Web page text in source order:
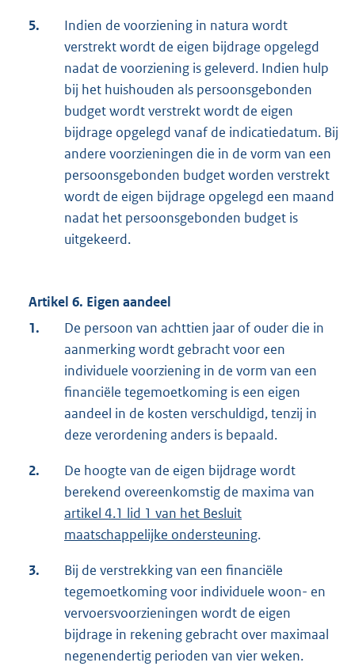
5.
Indien de voorziening in natura wordt
verstrekt wordt de eigen bijdrage opgelegd
nadat de voorziening is geleverd. Indien hulp
bij het huishouden als persoonsgebonden
budget wordt verstrekt wordt de eigen
bijdrage opgelegd vanaf de indicatiedatum. Bij
andere voorzieningen die in de vorm van een
persoonsgebonden budget worden verstrekt
wordt de eigen bijdrage opgelegd een maand
nadat het persoonsgebonden budget is
uitgekeerd.
Artikel 6. Eigen aandeel
1.
De persoon van achttien jaar of ouder die in
aanmerking wordt gebracht voor een
individuele voorziening in de vorm van een
financiële tegemoetkoming is een eigen
aandeel in de kosten verschuldigd, tenzij in
deze verordening anders is bepaald.
2.
De hoogte van de eigen bijdrage wordt
berekend overeenkomstig de maxima van
artikel 4.1 lid 1 van het Besluit
maatschappelijke ondersteuning.
3.
Bij de verstrekking van een financiële
tegemoetkoming voor individuele woon- en
vervoersvoorzieningen wordt de eigen
bijdrage in rekening gebracht over maximaal
negenendertig perioden van vier weken.